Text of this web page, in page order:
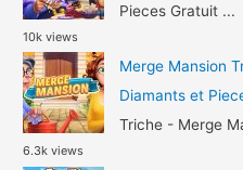
Pieces Gratuit ...
10k views
Merge Mansion
Diamants et
Triche - Merge
6.3k views